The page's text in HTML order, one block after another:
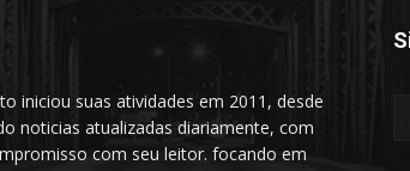
iniciou suas atividades em 2011, desde
noticias atualizadas diariamente, com
com seu leitor. focando em